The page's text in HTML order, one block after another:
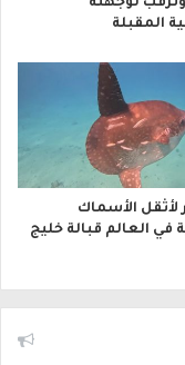
لوجهته
المقبلة
لأثقل الأسماك
في العالم قبالة خليج